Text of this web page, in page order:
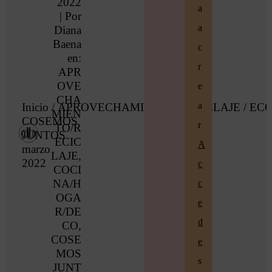
Inicio / APROVECHAMIENTO/RECICLAJE /
COSEMOS
JUNTOS
marzo
2022
| Por
Diana
Baena
en:
APR
OVE
CHA
MIEN
TO/R
ECIC
LAJE,
COCI
NA/H
OGA
R/DE
CO,
COSE
MOS
JUNT
a
a
c
r
e
a
r
A
c
c
e
d
e
s